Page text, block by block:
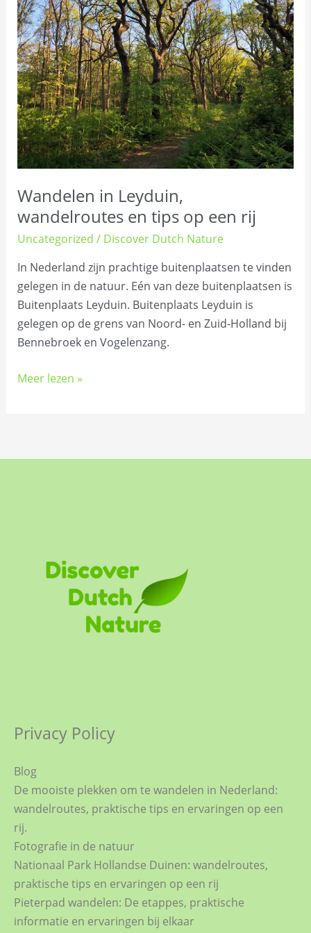
Wandelen in Leyduin,
wandelroutes en tips op een rij
Uncategorized / Discover Dutch Nature
In Nederland zijn prachtige buitenplaatsen te vinden
gelegen in de natuur. Eén van deze buitenplaatsen is
Buitenplaats Leyduin. Buitenplaats Leyduin is
gelegen op de grens van Noord- en Zuid-Holland bij
Bennebroek en Vogelenzang.
Leyduin,
wandelroutes
en
tips
op
een
rij
Meer lezen »
Privacy Policy
Blog
De mooiste plekken om te wandelen in Nederland:
wandelroutes, praktische tips en ervaringen op een
rij.
Fotografie in de natuur
Nationaal Park Hollandse Duinen: wandelroutes,
praktische tips en ervaringen op een rij
Pieterpad wandelen: De etappes, praktische
informatie en ervaringen bij elkaar